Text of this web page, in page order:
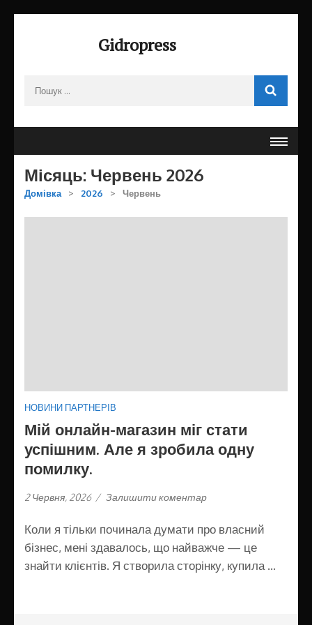
Enter)
Gidropress
Місяць: Червень 2026
Домівка > 2026 > Червень
НОВИНИ ПАРТНЕРІВ
Мій онлайн-магазин міг стати
успішним. Але я зробила одну
помилку.
2 Червня, 2026 / Залишити коментар
Коли я тільки починала думати про власний
бізнес, мені здавалось, що найважче — це
знайти клієнтів. Я створила сторінку, купила …